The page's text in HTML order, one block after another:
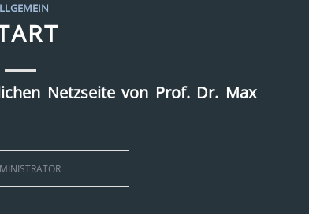
Netzseite von Prof. Dr. Max